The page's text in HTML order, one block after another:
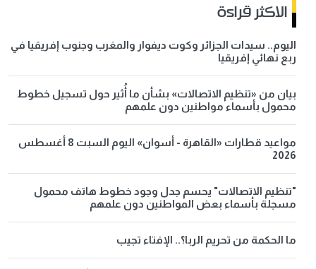
الاكثر قراءة
اليوم.. سيدات الجزائر وكوت ديفوار والمغرب وجنوب إفريقيا في
ربع نهائي إفريقيا
بيان من «تنظيم الاتصالات» بشأن ما أُثير حول تسجيل خطوط
محمول بأسماء مواطنين دون علمهم
مواعيد قطارات «القاهرة - أسوان» اليوم السبت 8 أغسطس
2026
"تنظيم الاتصالات" يحسم جدل وجود خطوط هاتف محمول
مسجلة بأسماء بعض المواطنين دون علمهم
ما الحكمة من تحريم الربا؟.. الإفتاء تجيب